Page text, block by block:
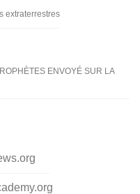
extraterrestres
ENVOYÉ SUR LA